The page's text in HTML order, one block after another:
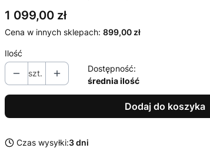
Cena
1 099,00 zł
Cena w innych sklepach: 899,00 zł
Ilość
szt.
Dostępność:
średnia ilość
Dodaj do koszyka
Czas wysyłki:3 dni